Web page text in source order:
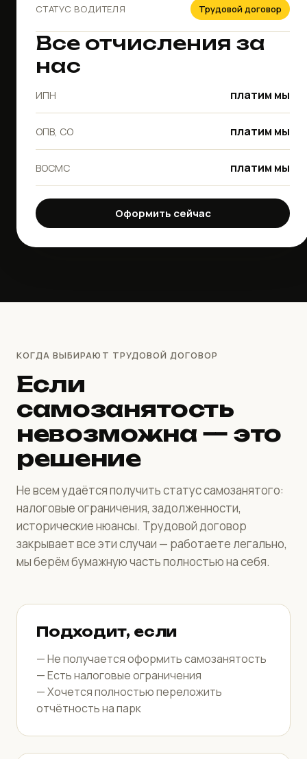
СТАТУС ВОДИТЕЛЯ Трудовой договор
Все отчисления за
нас
ИПН платим мы
ОПВ, СО платим мы
ВОСМС платим мы
Оформить сейчас
КОГДА ВЫБИРАЮТ ТРУДОВОЙ ДОГОВОР
Если
самозанятость
невозможна — это
решение
Не всем удаётся получить статус самозанятого:
налоговые ограничения, задолженности,
исторические нюансы. Трудовой договор
закрывает все эти случаи — работаете легально,
мы берём бумажную часть полностью на себя.
Подходит, если
— Не получается оформить самозанятость
— Есть налоговые ограничения
— Хочется полностью переложить
отчётность на парк